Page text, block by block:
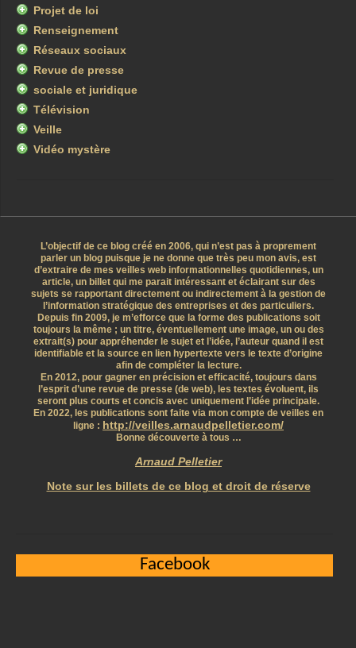
Projet de loi
Renseignement
Réseaux sociaux
Revue de presse
sociale et juridique
Télévision
Veille
Vidéo mystère
L’objectif de ce blog créé en 2006, qui n’est pas à proprement
parler un blog puisque je ne donne que très peu mon avis, est
d’extraire de mes veilles web informationnelles quotidiennes, un
article, un billet qui me parait intéressant et éclairant sur des
sujets se rapportant directement ou indirectement à la gestion de
l’information stratégique des entreprises et des particuliers.
Depuis fin 2009, je m’efforce que la forme des publications soit
toujours la même ; un titre, éventuellement une image, un ou des
extrait(s) pour appréhender le sujet et l’idée, l’auteur quand il est
identifiable et la source en lien hypertexte vers le texte d’origine
afin de compléter la lecture.
En 2012, pour gagner en précision et efficacité, toujours dans
l’esprit d’une revue de presse (de web), les textes évoluent, ils
seront plus courts et concis avec uniquement l’idée principale.
En 2022, les publications sont faite via mon compte de veilles en
ligne : http://veilles.arnaudpelletier.com/
Bonne découverte à tous …
Arnaud Pelletier
Note sur les billets de ce blog et droit de réserve
Facebook